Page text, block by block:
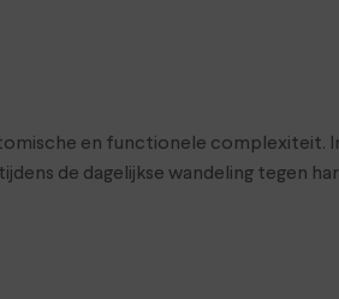
en functionele complexiteit.
de dagelijkse wandeling tegen